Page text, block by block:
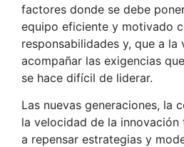
factores donde se debe
equipo eficiente y motivado
responsabilidades y, que a la
acompañar las exigencias
se hace difícil de liderar.
Las nuevas generaciones, la
la velocidad de la
a repensar estrategias y